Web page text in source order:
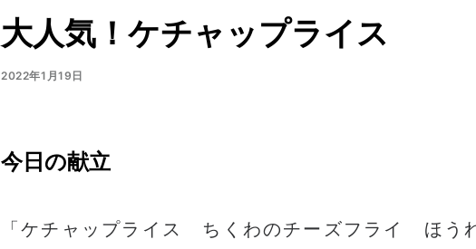
大人気！ケチャップライス
2022年1月19日
今日の献立
「ケチャップライス ちくわのチーズフライ ほう